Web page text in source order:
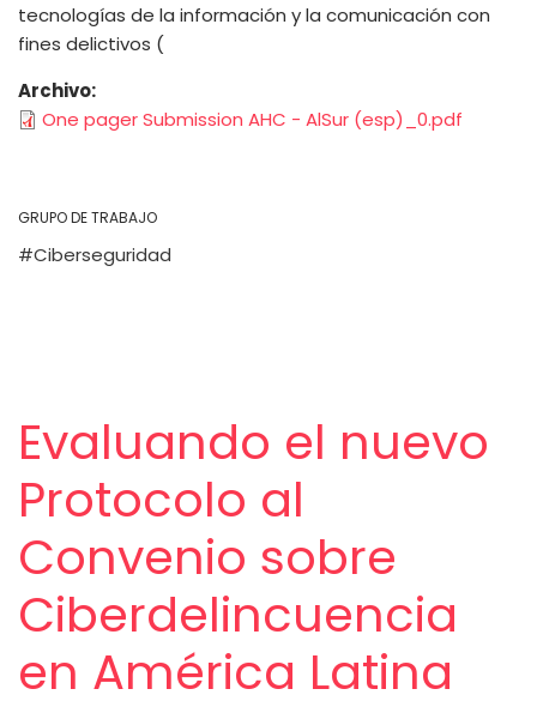
tecnologías de la información y la comunicación con
fines delictivos (
Archivo
One pager Submission AHC - AlSur (esp)_0.pdf
GRUPO DE TRABAJO
Ciberseguridad
Evaluando el nuevo
Protocolo al
Convenio sobre
Ciberdelincuencia
en América Latina